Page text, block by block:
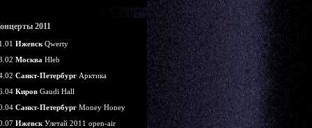
2011
Ижевск Qwerty
Москва Hleb
Санкт-Петербург Арктика
Киров Gaudi Hall
Санкт-Петербург Money Honey
Ижевск Улетай 2011 open-air